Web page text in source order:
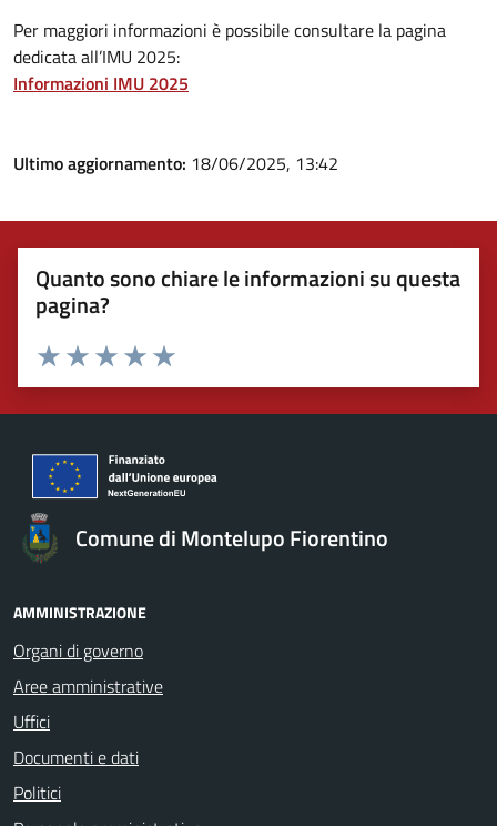
Per maggiori informazioni è possibile consultare la pagina
dedicata all’IMU 2025:
Informazioni IMU 2025
Ultimo aggiornamento: 18/06/2025, 13:42
Quanto sono chiare le informazioni su questa
pagina?
Valuta 5 stelle su 5
Valuta 4 stelle su 5
Valuta 3 stelle su 5
Valuta 2 stelle su 5
Valuta 1 stelle su 5
Comune di Montelupo Fiorentino
AMMINISTRAZIONE
Organi di governo
Aree amministrative
Uffici
Documenti e dati
Politici